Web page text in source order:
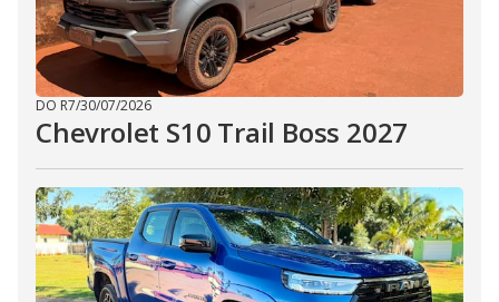
DO R7/30/07/2026
Chevrolet S10 Trail Boss 2027